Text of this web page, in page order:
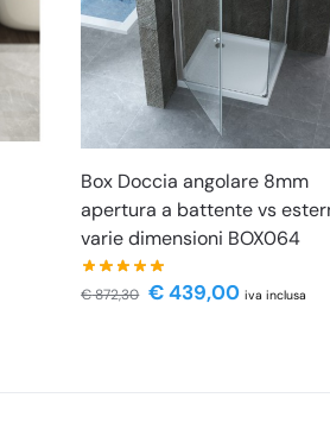
Box Doccia angolare 8mm
apertura a battente vs
varie dimensioni BOX064
€872,30 €439,00 iva inclusa